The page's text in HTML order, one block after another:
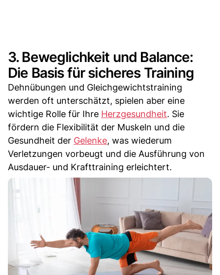
3. Beweglichkeit und Balance:
Die Basis für sicheres Training
Dehnübungen und Gleichgewichtstraining
werden oft unterschätzt, spielen aber eine
wichtige Rolle für Ihre Herzgesundheit. Sie
fördern die Flexibilität der Muskeln und die
Gesundheit der Gelenke, was wiederum
Verletzungen vorbeugt und die Ausführung von
Ausdauer- und Krafttraining erleichtert.